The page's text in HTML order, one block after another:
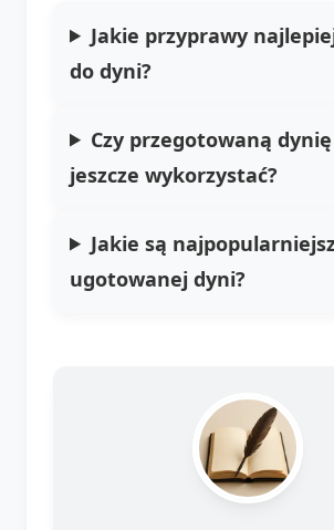
Jakie przyprawy
do dyni?
Czy przegotowaną
jeszcze wykorzystać?
Jakie są
ugotowanej dyni?